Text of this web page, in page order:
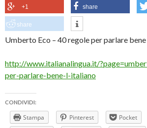
+1 share
share
Umberto Eco – 40 regole per parlare bene
http://www.italianalingua.it/
per-parlare-bene-l-italiano
CONDIVIDI:
Stampa Pinterest Pocket